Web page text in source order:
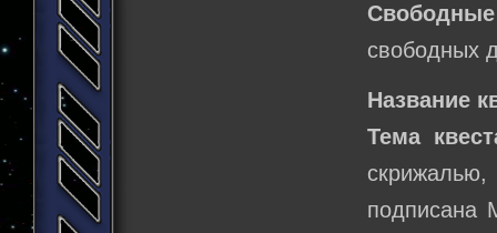
свободных
Название
Тема
подписана